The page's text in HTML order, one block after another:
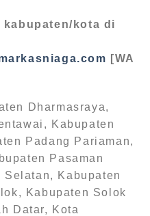
kabupaten/kota di
[WA
Dharmasraya,
Kabupaten
Padang Pariaman,
Pasaman
Kabupaten
Kabupaten Solok
Datar, Kota